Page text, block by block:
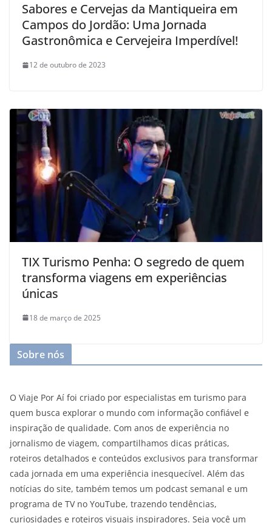
Sabores e Cervejas da Mantiqueira em
Campos do Jordão: Uma Jornada
Gastronômica e Cervejeira Imperdível!
12 de outubro de 2023
TIX Turismo Penha: O segredo de quem
transforma viagens em experiências
únicas
18 de março de 2025
Sobre nós
O Viaje Por Aí foi criado por especialistas em turismo para
quem busca explorar o mundo com informação confiável e
inspiração de qualidade. Com anos de experiência no
jornalismo de viagem, compartilhamos dicas práticas,
roteiros detalhados e conteúdos exclusivos para transformar
cada jornada em uma experiência inesquecível. Além das
notícias do site, também temos um podcast semanal e um
programa de TV no YouTube, trazendo tendências,
curiosidades e roteiros visuais inspiradores. Seja você um